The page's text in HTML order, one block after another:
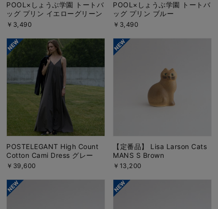
POOL×しょうぶ学園 トートバ
ッグ プリン イエローグリーン
￥3,490
POOL×しょうぶ学園 トートバ
ッグ プリン ブルー
￥3,490
POSTELEGANT High Count
Cotton Cami Dress グレー
￥39,600
【定番品】 Lisa Larson Cats
MANS S Brown
￥13,200